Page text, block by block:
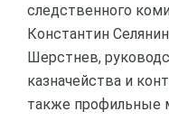
следственного
Константин
Шерстнев,
казначейства и
также профильные